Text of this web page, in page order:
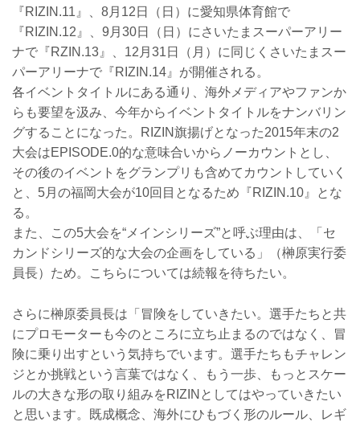
『RIZIN.11』、8月12日（日）に愛知県体育館で
『RIZIN.12』、9月30日（日）にさいたまスーパーアリー
ナで『RZIN.13』、12月31日（月）に同じくさいたまスー
パーアリーナで『RIZIN.14』が開催される。
各イベントタイトルにある通り、海外メディアやファンか
らも要望を汲み、今年からイベントタイトルをナンバリン
グすることになった。RIZIN旗揚げとなった2015年末の2
大会はEPISODE.0的な意味合いからノーカウントとし、
その後のイベントをグランプリも含めてカウントしていく
と、5月の福岡大会が10回目となるため『RIZIN.10』とな
る。
また、この5大会を“メインシリーズ”と呼ぶ理由は、「セ
カンドシリーズ的な大会の企画をしている」（榊原実行委
員長）ため。こちらについては続報を待ちたい。
さらに榊原委員長は「冒険をしていきたい。選手たちと共
にプロモーターも今のところに立ち止まるのではなく、冒
険に乗り出すという気持ちでいます。選手たちもチャレン
ジとか挑戦という言葉ではなく、もう一歩、もっとスケー
ルの大きな形の取り組みをRIZINとしてはやっていきたい
と思います。既成概念、海外にひもづく形のルール、レギ